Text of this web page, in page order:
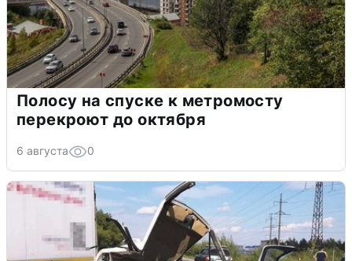
Полосу на спуске к метромосту
перекроют до октября
6 августа 0